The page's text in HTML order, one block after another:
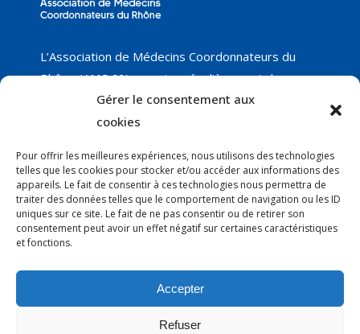
Gérer le consentement aux
cookies
Pour offrir les meilleures expériences, nous utilisons des technologies
telles que les cookies pour stocker et/ou accéder aux informations des
appareils. Le fait de consentir à ces technologies nous permettra de
traiter des données telles que le comportement de navigation ou les ID
uniques sur ce site. Le fait de ne pas consentir ou de retirer son
consentement peut avoir un effet négatif sur certaines caractéristiques
et fonctions.
Accepter
Refuser
L’Association de Médecins Coordonnateurs du
Rhône (AMC 69) organise régulièrement des
groupes de travail sur différents thèmes, dont
nous vous proposerons les résultats, ainsi que les
de vous faire part de nos nouveautés !
Courrier:
Anne-Claire Thury - AMC 69
19 rue Capitaine Ferber
69300 CALUIRE
association.medco.69@gmail.com